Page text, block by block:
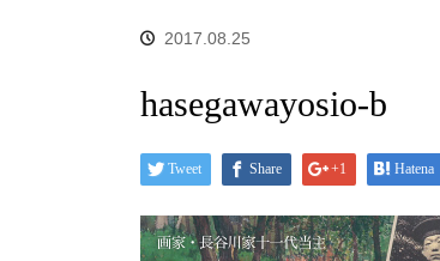
2017.08.25
hasegawayosio-b
Tweet Share +1 Hatena